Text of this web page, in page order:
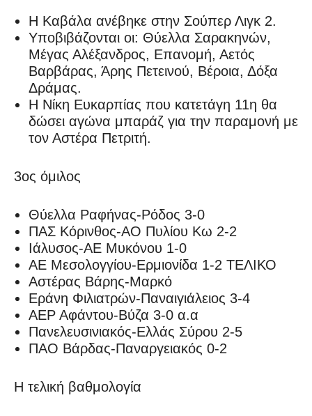
Η Καβάλα ανέβηκε στην Σούπερ Λιγκ 2.
Υποβιβάζονται οι: Θύελλα Σαρακηνών,
Μέγας Αλέξανδρος, Επανομή, Αετός
Βαρβάρας, Άρης Πετεινού, Βέροια, Δόξα
Δράμας.
Η Νίκη Ευκαρπίας που κατετάγη 11η θα
δώσει αγώνα μπαράζ για την παραμονή με
τον Αστέρα Πετριτή.
3ος όμιλος
Θύελλα Ραφήνας-Ρόδος 3-0
ΠΑΣ Κόρινθος-ΑΟ Πυλίου Κω 2-2
Ιάλυσος-ΑΕ Μυκόνου 1-0
ΑΕ Μεσολογγίου-Ερμιονίδα 1-2 ΤΕΛΙΚΟ
Αστέρας Βάρης-Μαρκό
Εράνη Φιλιατρών-Παναιγιάλειος 3-4
ΑΕΡ Αφάντου-Βύζα 3-0 α.α
Πανελευσινιακός-Ελλάς Σύρου 2-5
ΠΑΟ Βάρδας-Παναργειακός 0-2
Η τελική βαθμολογία